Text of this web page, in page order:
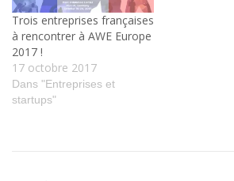
réalité…
Trois entreprises françaises
à rencontrer à AWE Europe
2017 !
17 octobre 2017
Dans "Entreprises et
startups"